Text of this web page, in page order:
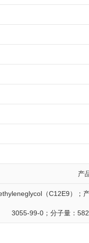
AbD Serotec
产
（C12E9）；
3055-99-0；分子量：